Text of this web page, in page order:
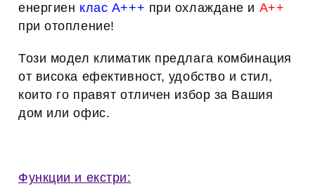
енергиен клас А+++ при охлаждане и А++
при отопление!
Този модел климатик предлага комбинация
от висока ефективност, удобство и стил,
които го правят отличен избор за Вашия
дом или офис.
Функции и екстри: